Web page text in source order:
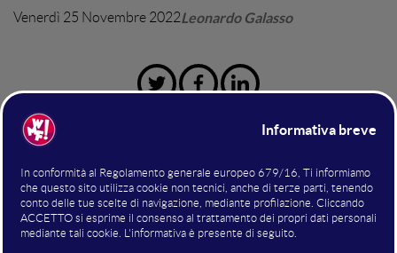
Venerdì 25 Novembre 2022Leonardo Galasso
Innovazione digitale Le sfide del futuro
Le nuove tecnologie - dall'automazione alla